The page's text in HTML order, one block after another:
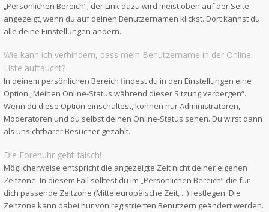
„Persönlichen Bereich“; der Link dazu wird meist oben auf der Seite
angezeigt, wenn du auf deinen Benutzernamen klickst. Dort kannst du
alle deine Einstellungen ändern.
Wie kann ich verhindern, dass mein Benutzername in der Online-
Liste auftaucht?
In deinem persönlichen Bereich findest du in den Einstellungen eine
Option „Meinen Online-Status während dieser Sitzung verbergen“.
Wenn du diese Option einschaltest, können nur Administratoren,
Moderatoren und du selbst deinen Online-Status sehen. Du wirst dann
als unsichtbarer Besucher gezählt.
Die Forenuhr geht falsch!
Möglicherweise entspricht die angezeigte Zeit nicht deiner eigenen
Zeitzone. In diesem Fall solltest du im „Persönlichen Bereich“ die für
dich passende Zeitzone (Mitteleuropäische Zeit, ...) festlegen. Die
Zeitzone kann dabei nur von registrierten Benutzern geändert werden.